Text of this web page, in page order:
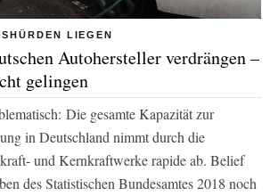
LIEGEN
Autohersteller verdrängen –
gelingen
Die gesamte Kapazität zur
in Deutschland nimmt durch die
und Kernkraftwerke rapide ab. Belief
des Statistischen Bundesamtes 2018 noch